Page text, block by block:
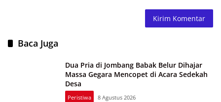
Baca Juga
Dua Pria di Jombang Babak Belur Dihajar
Massa Gegara Mencopet di Acara Sedekah
Desa
Peristiwa 8 Agustus 2026